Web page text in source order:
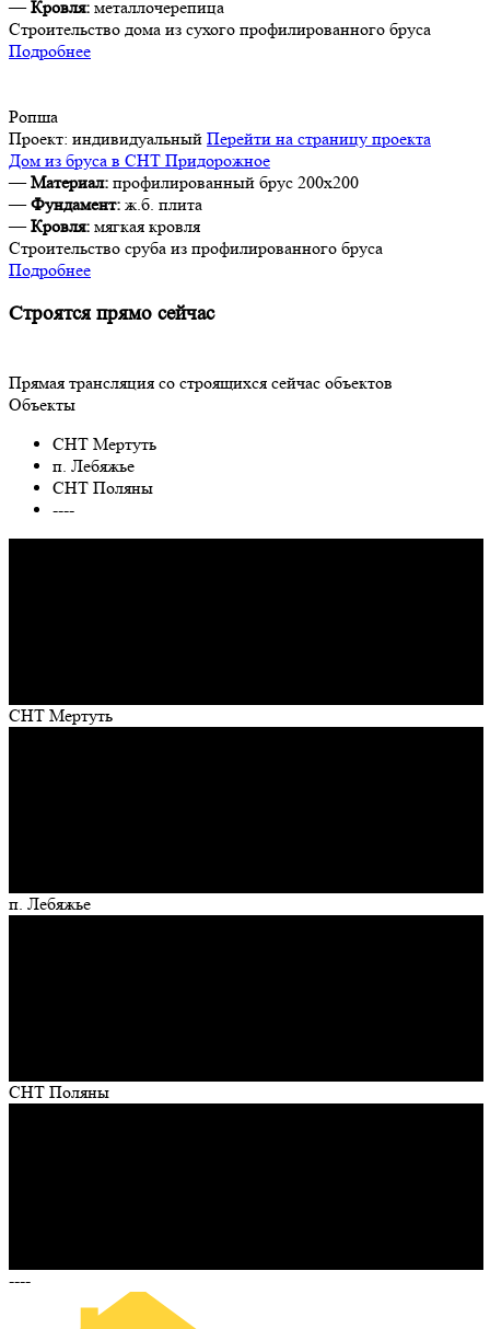
—Кровля: металлочерепица
Строительство дома из сухого профилированного бруса
Подробнее
Ропша
Проект: индивидуальный Перейти на страницу проекта
Дом из бруса в СНТ Придорожное
—Материал: профилированный брус 200х200
—Фундамент: ж.б. плита
—Кровля: мягкая кровля
Строительство сруба из профилированного бруса
Подробнее
Строятся прямо сейчас
Прямая трансляция со строящихся сейчас объектов
Объекты
СНТ Мертуть
п. Лебяжье
СНТ Поляны
----
СНТ Мертуть
п. Лебяжье
СНТ Поляны
----